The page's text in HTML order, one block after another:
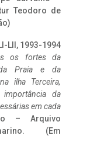
Teodoro de
LII, 1993-1994
os fortes da
Praia e da
ilha Terceira,
da
em cada
– Arquivo
(Em